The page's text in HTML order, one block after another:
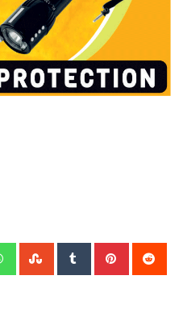
WhatsappStumbleUpon
Tumblr Pinterest